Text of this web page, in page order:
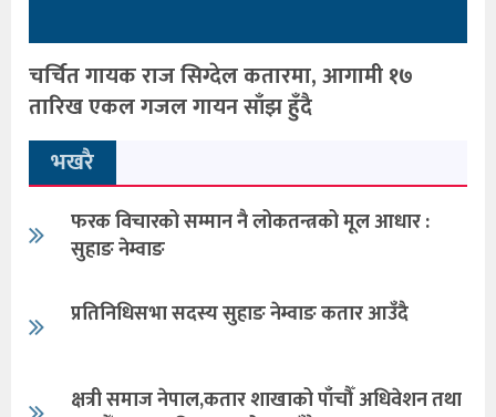
चर्चित गायक राज सिग्देल कतारमा, आगामी १७
तारिख एकल गजल गायन साँझ हुँदै
भखरै
फरक विचारको सम्मान नै लोकतन्त्रको मूल आधार :
सुहाङ नेम्वाङ
प्रतिनिधिसभा सदस्य सुहाङ नेम्वाङ कतार आउँदै
क्षत्री समाज नेपाल,कतार शाखाको पाँचौँ अधिवेशन तथा